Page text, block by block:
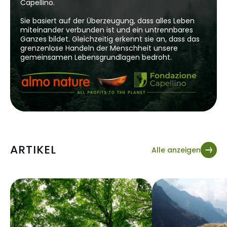
ab. Bei Katzen funktioniert das völlig
anders. Vielleicht sind dir an heißen
Tagen oder in Stresssituationen schon
einmal feuchte Pfotenabdrücke auf
dem Boden aufgefallen.
Capellino.
Sie basiert auf der Überzeugung, dass alles Leben
miteinander verbunden ist und ein untrennbares
Ganzes bildet. Gleichzeitig erkennt sie an, dass das
grenzenlose Handeln der Menschheit unsere
gemeinsamen Lebensgrundlagen bedroht.
ARTIKEL Alle anzeigen